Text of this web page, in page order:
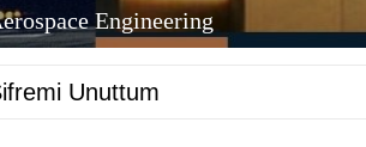
Engineering
Unuttum